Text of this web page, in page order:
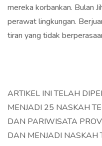
mereka korbankan. Bulan
perawat lingkungan.
tiran yang tidak
ARTIKEL INI TELAH
MENJADI 25 NASKAH
DAN PARIWISATA
DAN MENJADI NASKAH